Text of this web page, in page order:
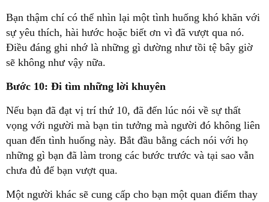
Bạn thậm chí có thể nhìn lại một tình huống khó khăn với
sự yêu thích, hài hước hoặc biết ơn vì đã vượt qua nó.
Điều đáng ghi nhớ là những gì dường như tồi tệ bây giờ
sẽ không như vậy nữa.
Bước 10: Đi tìm những lời khuyên
Nếu bạn đã đạt vị trí thứ 10, đã đến lúc nói về sự thất
vọng với người mà bạn tin tưởng mà người đó không liên
quan đến tình huống này. Bắt đầu bằng cách nói với họ
những gì bạn đã làm trong các bước trước và tại sao vẫn
chưa đủ để bạn vượt qua.
Một người khác sẽ cung cấp cho bạn một quan điểm thay